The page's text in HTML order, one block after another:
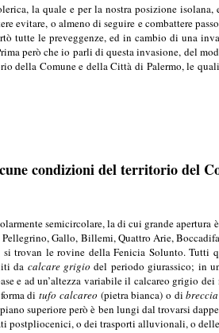
la quale e per la nostra posizione
evitare, o almeno di seguire e combattere
tutte le preveggenze, ed in cambio di una
però che io parli di questa invasione, del
della Comune e della Città di Palermo, le
condizioni del territorio del
semicircolare, la di cui grande
Gallo, Billemi, Quattro Arie,
trovan le rovine della Fenicia Solunto.
da calcare grigio del periodo giurassico; in
e ad un’altezza variabile il calcareo grigio
forma ditufo calcareo (pietra bianca) o di
superiore però è ben lungi dal trovarsi
postpliocenici, o dei trasporti alluvionali, o